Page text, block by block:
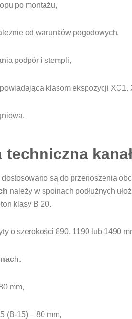
po montażu,
od warunków pogodowych,
podpór i stempli,
klasom ekspozycji XC1,
techniczna
dostosowano są do przenoszenia
należy w spoinach podłużnych
klasy B 20.
o szerokości 890, 1190 lub 1490
mm,
(B-15) – 80 mm,